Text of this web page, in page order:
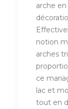
arche
notion
arches
ce
lac et
tout en